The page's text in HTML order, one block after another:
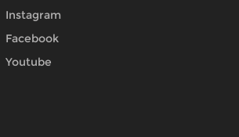
Instagram
Facebook
Youtube